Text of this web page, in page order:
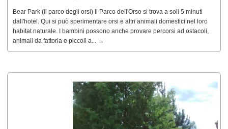
Bear Park (il parco degli orsi) Il Parco dell'Orso si trova a soli 5 ​​minuti
dall'hotel. Qui si può sperimentare orsi e altri animali domestici nel loro
habitat naturale. I bambini possono anche provare percorsi ad ostacoli,
animali da fattoria e piccoli a... →